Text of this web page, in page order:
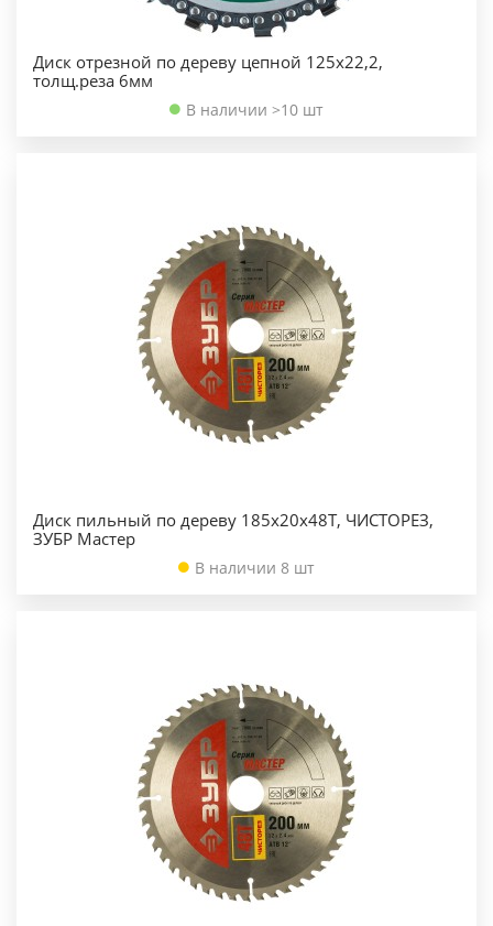
Диск отрезной по дереву цепной 125х22,2,
толщ.реза 6мм
В наличии >10 шт
Диск пильный по дереву 185х20х48Т, ЧИСТОРЕЗ,
ЗУБР Мастер
В наличии 8 шт